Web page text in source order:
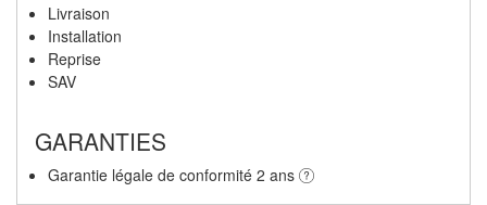
Livraison
Installation
Reprise
SAV
GARANTIES
Garantie légale de conformité 2 ans